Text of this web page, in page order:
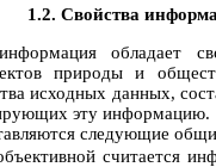
1.2. Свойства
обладает
природы и
исходных данных,
эту информацию.
следующие
считается